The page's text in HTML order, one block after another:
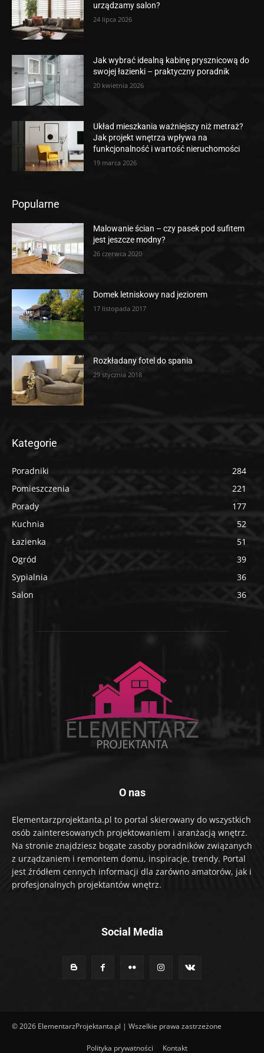
urządzamy salon?
24 lipca 2026
Jak wybrać idealną kabinę prysznicową do
swojej łazienki – praktyczny poradnik
20 kwietnia 2026
Układ mieszkania ważniejszy niż metraż?
Jak projekt wnętrza wpływa na
funkcjonalność i wartość nieruchomości
19 marca 2026
Popularne
Malowanie ścian – czy pasek pod sufitem
jest jeszcze modny?
26 czerwca 2020
Domek letniskowy nad jeziorem
17 listopada 2017
Rozkładany fotel do spania
29 stycznia 2018
Kategorie
Poradniki
284
Pomieszczenia
221
Porady
177
Kuchnia
52
Łazienka
51
Ogród
39
Sypialnia
36
Salon
36
O nas
Elementarzprojektanta.pl to portal skierowany do wszystkich
osób zainteresowanych projektowaniem i aranżacją wnętrz.
Na stronie znajdziesz bogate zasoby poradników związanych
z urządzaniem i remontem domu, inspiracje, trendy. Portal
jest źródłem cennych informacji dla zarówno amatorów, jak i
profesjonalnych projektantów wnętrz.
Social Media
© 2026 ElementarzProjektanta.pl | Wszelkie prawa zastrzeżone
Polityka prywatności Kontakt